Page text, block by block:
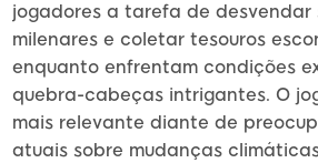
jogadores a tarefa de desvendar
milenares e coletar tesouros
enquanto enfrentam condições
quebra-cabeças intrigantes. O
mais relevante diante de
atuais sobre mudanças